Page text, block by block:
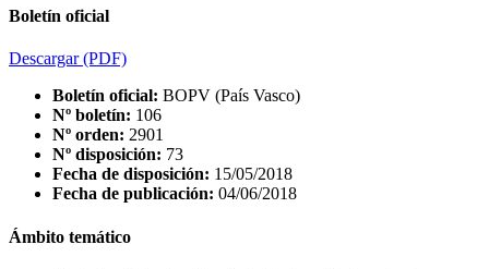
Boletín oficial
Descargar(PDF)
Boletín oficial: BOPV (País Vasco)
Nº boletín: 106
Nº orden: 2901
Nº disposición: 73
Fecha de disposición: 15/05/2018
Fecha de publicación: 04/06/2018
Ámbito temático